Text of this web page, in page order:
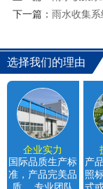
污染和浪费
下一篇： 雨水收集
选择我们的理由
企业实力
国际品质生产标
准，产品完美品
产
照